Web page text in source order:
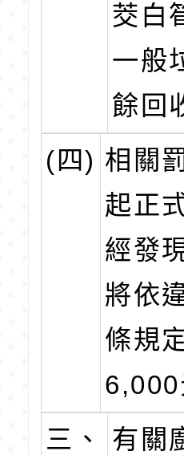
茭白
一般
餘回
(四) 相關
起正
經發
將依
條規
6,000
三、
有關